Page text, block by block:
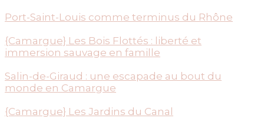
Port-Saint-Louis comme terminus du Rhône
{Camargue} Les Bois Flottés : liberté et
immersion sauvage en famille
Salin-de-Giraud : une escapade au bout du
monde en Camargue
{Camargue} Les Jardins du Canal